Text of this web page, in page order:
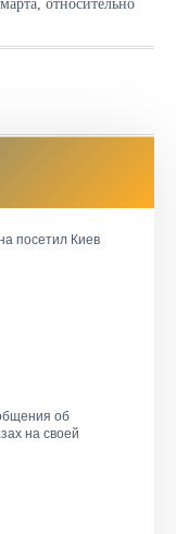
относительно
посетил Киев
об
на своей